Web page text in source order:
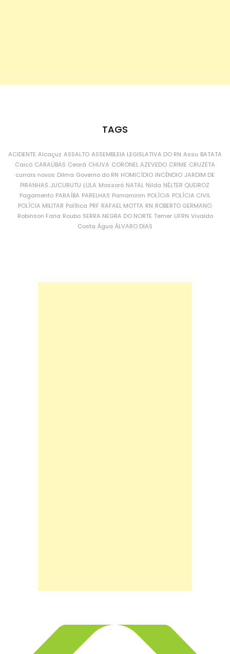
TAGS
ACIDENTE Alcaçuz ASSALTO ASSEMBLEIA LEGISLATIVA DO RN Assu BATATA
Caicó CARAÚBAS Ceará CHUVA CORONEL AZEVEDO CRIME CRUZETA
currais novos Dilma Governo do RN HOMICÍDIO INCÊNDIO JARDIM DE
PIRANHAS JUCURUTU LULA Mossoró NATAL Nilda NÉLTER QUEIROZ
Pagamento PARAÍBA PARELHAS Parnamirim POLÍCIA POLÍCIA CIVIL
POLÍCIA MILITAR Política PRF RAFAEL MOTTA RN ROBERTO GERMANO
Robinson Faria Roubo SERRA NEGRA DO NORTE Temer UFRN Vivaldo
Costa Água ÁLVARO DIAS